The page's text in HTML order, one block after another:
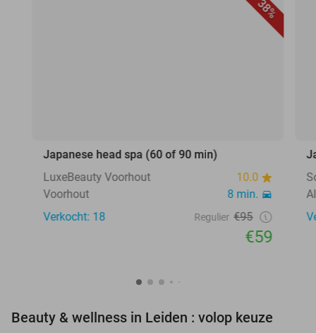
38%
Japanese head spa (60 of 90 min)
LuxeBeauty Voorhout
10.0
Voorhout
8 min.
Verkocht: 18
Regulier €95
€59
Beauty & wellness in Leiden : volop keuze